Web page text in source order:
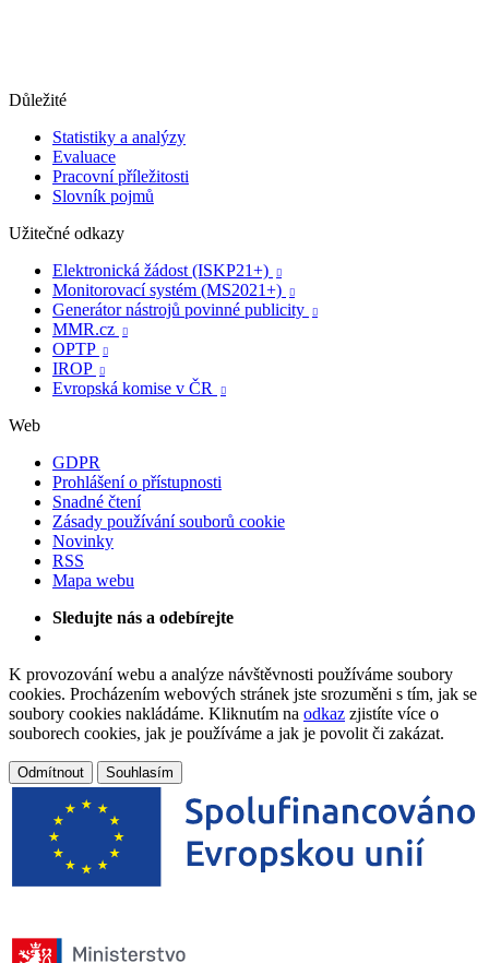
Důležité
Statistiky a analýzy
Evaluace
Pracovní příležitosti
Slovník pojmů
Užitečné odkazy
Elektronická žádost (ISKP21+)

Monitorovací systém (MS2021+) 
Generátor nástrojů povinné publicity 
MMR.cz 
OPTP 
IROP 
Evropská komise v ČR 
Web
GDPR
Prohlášení o přístupnosti
Snadné čtení
Zásady používání souborů cookie
Novinky
RSS
Mapa webu
Sledujte nás a odebírejte
K provozování webu a analýze návštěvnosti používáme soubory
cookies. Procházením webových stránek jste srozuměni s tím, jak se
soubory cookies nakládáme. Kliknutím na odkaz zjistíte více o
souborech cookies, jak je používáme a jak je povolit či zakázat.
Odmítnout Souhlasím